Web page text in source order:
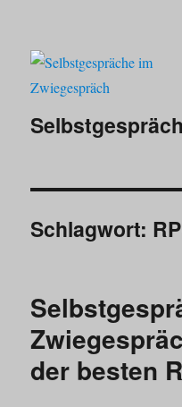
Schlagwort:
der besten